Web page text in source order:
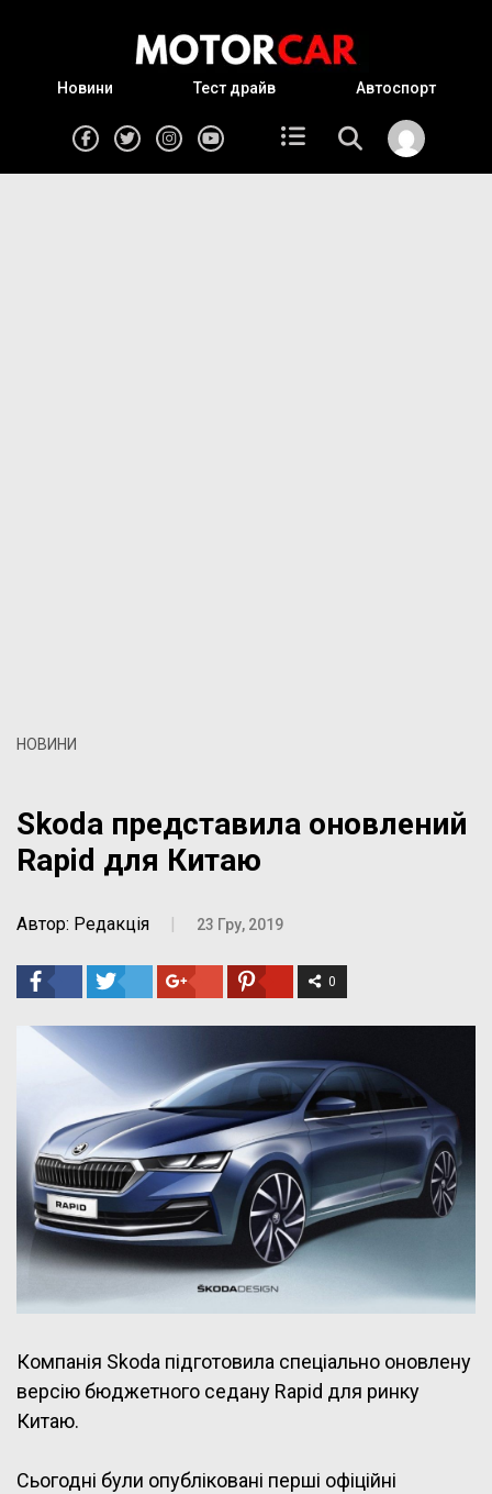
Новини Тест драйв Автоспорт
НОВИНИ
Skoda представила оновлений
Rapid для Китаю
Автор: Редакція | 23 Гру, 2019
0
Компанія Skoda підготовила спеціально оновлену
версію бюджетного седану Rapid для ринку
Китаю.
Сьогодні були опубліковані перші офіційні